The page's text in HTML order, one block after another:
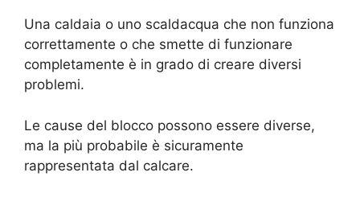
Una caldaia o uno scaldacqua che non funziona
correttamente o che smette di funzionare
completamente è in grado di creare diversi
problemi.
Le cause del blocco possono essere diverse,
ma la più probabile è sicuramente
rappresentata dal calcare.